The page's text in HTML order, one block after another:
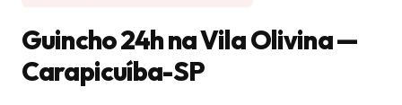
Guincho 24h na Vila Olivina —
Carapicuíba-SP